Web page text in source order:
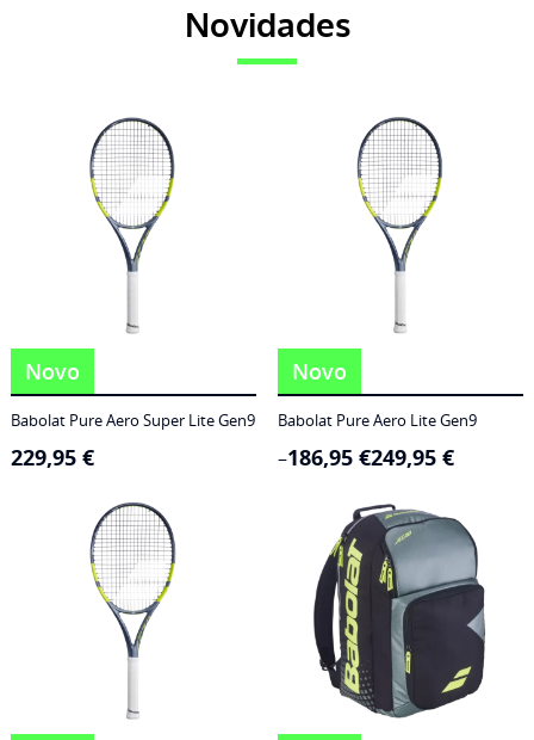
Novidades
Novo
Babolat Pure Aero Super Lite Gen9
229,95 €
Novo
Babolat Pure Aero Lite Gen9
186,95 €
– 249,95 €
Price
range:
249,95 €